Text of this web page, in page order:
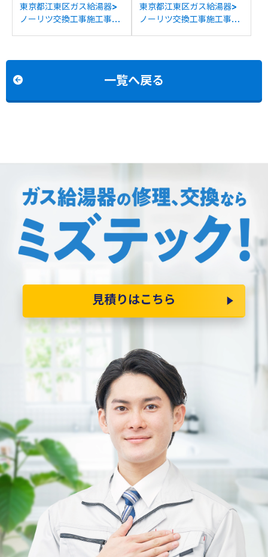
東京都江東区ガス給湯器>
ノーリツ交換工事施工事
東京都江東区ガス給湯器>
ノーリツ交換工事施工事
一覧へ戻る
見積りはこちら